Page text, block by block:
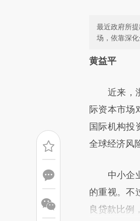
最近政府所
场，依靠深
请务必
可能与原
致比对和校
黄益平
近来，浙
际资本市场
国际机构投
全球经济风
中小企业
的重视。不
良贷款比例